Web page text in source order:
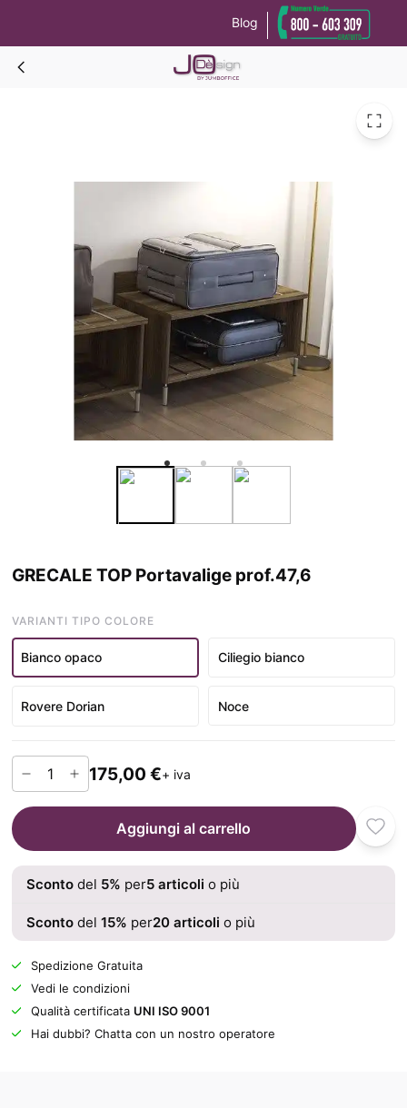
Blog
GRECALE TOP Portavalige prof.47,6
GRECALE TOP Portavalige prof.47,6
VARIANTI TIPO COLORE
Bianco opaco Ciliegio bianco
Rovere Dorian Noce
175,00 €+ iva
Aggiungi al carrello
Scontodel 5% per5articoli o più
Scontodel 15% per20articoli o più
Spedizione Gratuita
Vedi le condizioni
Qualità certificata UNI ISO 9001
Hai dubbi? Chatta con un nostro operatore
Informativa sulla raccolta
Le tue preferenze relative alla privacy